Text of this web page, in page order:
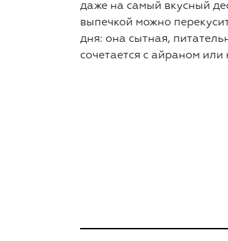
даже на самый вкусный
выпечкой можно
дня: она сытная,
сочетается с айраном или